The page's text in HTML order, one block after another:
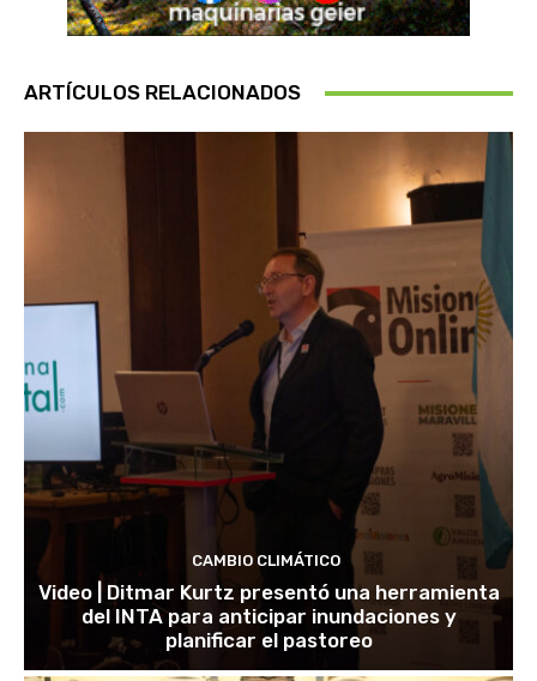
ARTÍCULOS RELACIONADOS
CAMBIO CLIMÁTICO
Video | Ditmar Kurtz presentó una herramienta
del INTA para anticipar inundaciones y
planificar el pastoreo